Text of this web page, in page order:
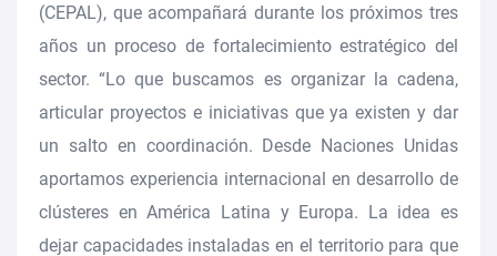
(CEPAL), que acompañará durante los próximos tres
años un proceso de fortalecimiento estratégico del
sector. “Lo que buscamos es organizar la cadena,
articular proyectos e iniciativas que ya existen y dar
un salto en coordinación. Desde Naciones Unidas
aportamos experiencia internacional en desarrollo de
clústeres en América Latina y Europa. La idea es
dejar capacidades instaladas en el territorio para que